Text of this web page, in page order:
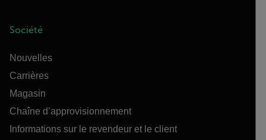
Société
Nouvelles
Carrières
Magasin
Chaîne d’approvisionnement
Informations sur le revendeur et le client